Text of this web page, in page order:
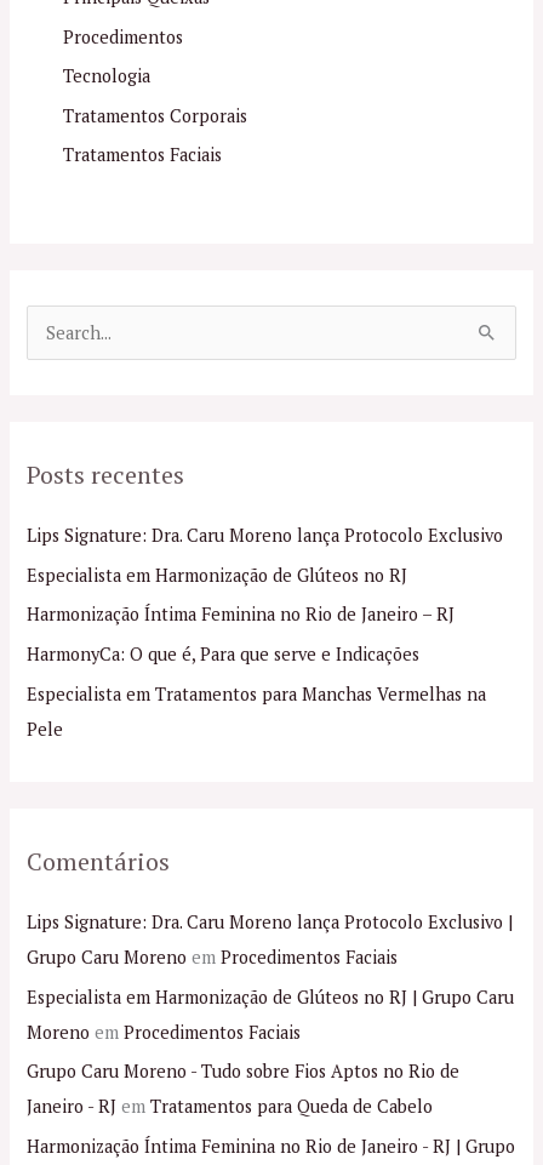
Procedimentos
Tecnologia
Tratamentos Corporais
Tratamentos Faciais
u
s
a
r
p
o
r
Posts recentes
Lips Signature: Dra. Caru Moreno lança Protocolo Exclusivo
Especialista em Harmonização de Glúteos no RJ
Harmonização Íntima Feminina no Rio de Janeiro – RJ
HarmonyCa: O que é, Para que serve e Indicações
Especialista em Tratamentos para Manchas Vermelhas na
Pele
Comentários
Lips Signature: Dra. Caru Moreno lança Protocolo Exclusivo |
Grupo Caru Moreno emProcedimentos Faciais
Especialista em Harmonização de Glúteos no RJ | Grupo Caru
Moreno emProcedimentos Faciais
Grupo Caru Moreno - Tudo sobre Fios Aptos no Rio de
Janeiro - RJ emTratamentos para Queda de Cabelo
Harmonização Íntima Feminina no Rio de Janeiro - RJ | Grupo